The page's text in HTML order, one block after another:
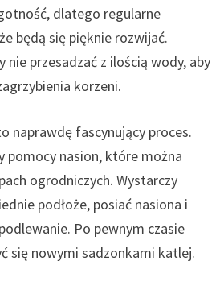
dlatego regularne
będą się pięknie rozwijać.
nie przesadzać z ilością wody, aby
korzeni.
naprawdę fascynujący proces.
pomocy nasion, które można
ogrodniczych. Wystarczy
podłoże, posiać nasiona i
Po pewnym czasie
się nowymi sadzonkami katlej.